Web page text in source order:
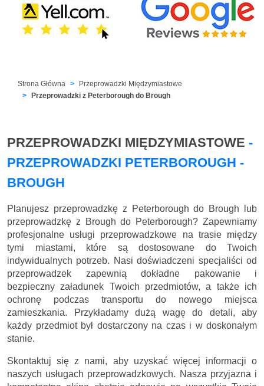
Strona Główna
Przeprowadzki Międzymiastowe
Przeprowadzki z Peterborough do Brough
PRZEPROWADZKI MIĘDZYMIASTOWE -
PRZEPROWADZKI PETERBOROUGH -
BROUGH
Planujesz przeprowadzkę z Peterborough do Brough lub
przeprowadzkę z Brough do Peterborough? Zapewniamy
profesjonalne usługi przeprowadzkowe na trasie między
tymi miastami, które są dostosowane do Twoich
indywidualnych potrzeb. Nasi doświadczeni specjaliści od
przeprowadzek zapewnią dokładne pakowanie i
bezpieczny załadunek Twoich przedmiotów, a także ich
ochronę podczas transportu do nowego miejsca
zamieszkania. Przykładamy dużą wagę do detali, aby
każdy przedmiot był dostarczony na czas i w doskonałym
stanie.
Skontaktuj się z nami, aby uzyskać więcej informacji o
naszych usługach przeprowadzkowych. Nasza przyjazna i